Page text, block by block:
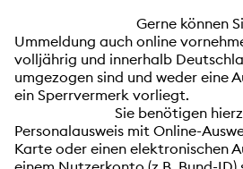
Gerne können
Ummeldung auch online
volljährig und innerhalb
umgezogen sind und weder eine
ein
Sie benötigen
Personalausweis mit Online-
Karte oder einen elektronischen